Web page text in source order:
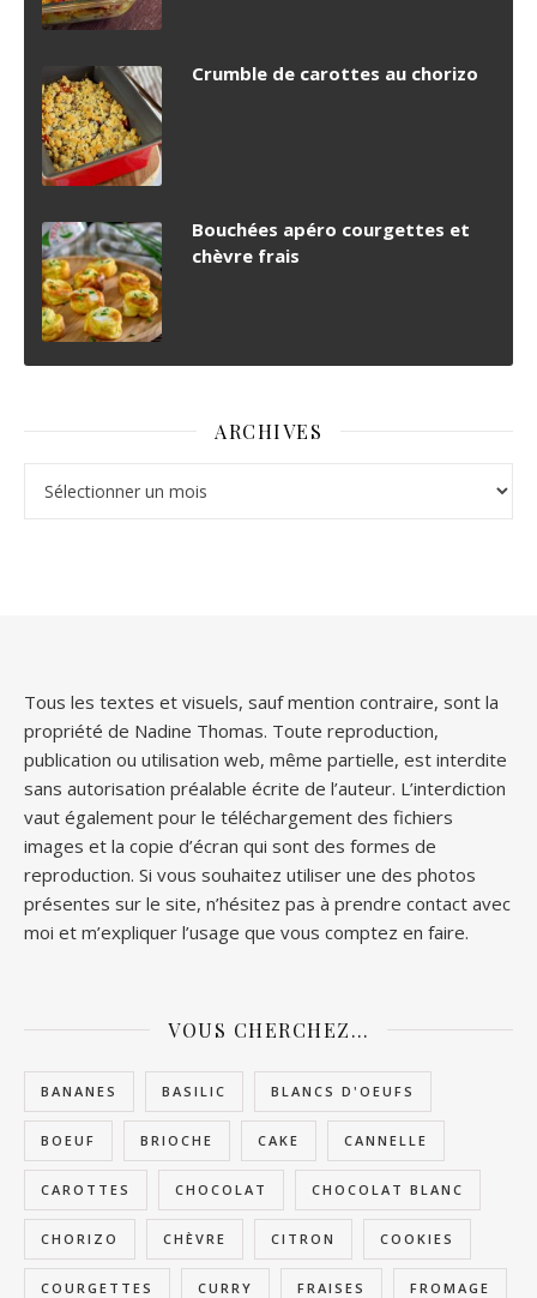
Crumble de carottes au chorizo
Bouchées apéro courgettes et
chèvre frais
ARCHIVES
Tous les textes et visuels, sauf mention contraire, sont la
propriété de Nadine Thomas. Toute reproduction,
publication ou utilisation web, même partielle, est interdite
sans autorisation préalable écrite de l’auteur. L’interdiction
vaut également pour le téléchargement des fichiers
images et la copie d’écran qui sont des formes de
reproduction. Si vous souhaitez utiliser une des photos
présentes sur le site, n’hésitez pas à prendre contact avec
moi et m’expliquer l’usage que vous comptez en faire.
VOUS CHERCHEZ…
BANANES BASILIC BLANCS D'OEUFS
BOEUF BRIOCHE CAKE CANNELLE
CAROTTES CHOCOLAT CHOCOLAT BLANC
CHORIZO CHÈVRE CITRON COOKIES
COURGETTES CURRY FRAISES FROMAGE